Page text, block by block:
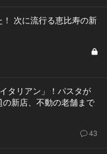
次に流行る恵比寿の新
タリアン」！パスタが
新店、不動の老舗まで
43